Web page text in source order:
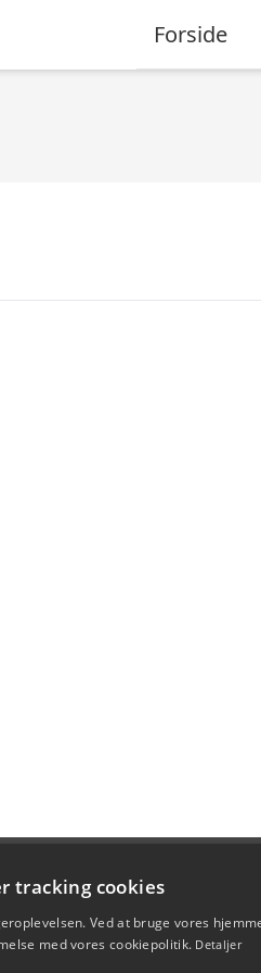
Forside
tracking cookies
Ved at bruge vores
med vores cookiepolitik. Detaljer